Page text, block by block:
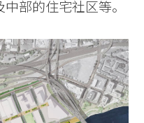
部的住宅社区等。